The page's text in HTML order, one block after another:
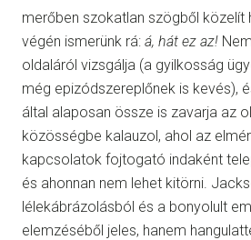
merőben szokatlan szögből közelít
végén ismerünk rá: á, hát ez az!
oldaláról vizsgálja (a gyilkosság
még epizódszereplőnek is kevés),
által alaposan össze is zavarja az
közösségbe kalauzol, ahol az
kapcsolatok fojtogató indaként
és ahonnan nem lehet kitörni.
lélekábrázolásból és a bonyolult
elemzéséből jeles, hanem